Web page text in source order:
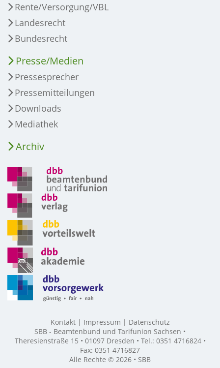
Rente/Versorgung/VBL
Landesrecht
Bundesrecht
Presse/Medien
Pressesprecher
Pressemitteilungen
Downloads
Mediathek
Archiv
Kontakt Impressum
Datenschutz
SBB - Beamtenbund und Tarifunion Sachsen •
Theresienstraße 15 • 01097 Dresden • Tel.: 0351 4716824 •
Fax: 0351 4716827
Alle Rechte © 2026 • SBB